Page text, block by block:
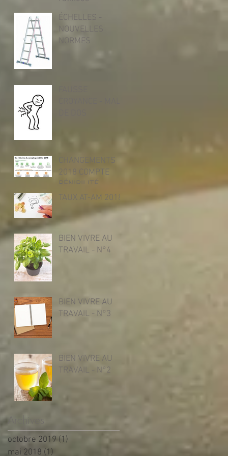
ÉCHELLES -
NOUVELLES
NORMES
CHANGEMENTS
2018 COMPTE
PÉNIBILITÉ
TAUX AT-AM 2018
BIEN VIVRE AU
TRAVAIL - N°4
BIEN VIVRE AU
TRAVAIL - N°3
BIEN VIVRE AU
TRAVAIL - N°2
Archives
octobre 2019 (1)
mai 2018 (1)